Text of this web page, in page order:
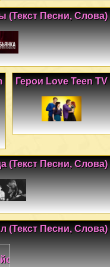
(Текст Песни, Слова)
Герои Love Teen TV
(Текст Песни, Слова)
(Текст Песни, Слова)